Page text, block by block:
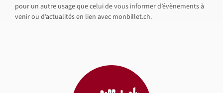
pour un autre usage que celui de vous informer d’évènements à
venir ou d’actualités en lien avec monbillet.ch.